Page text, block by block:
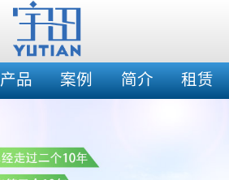
产品 案例 简介 租赁